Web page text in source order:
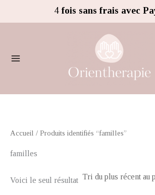
4fois sans frais avec
Accueil / Produits identifiés “familles”
familles
Voici le seul résultat